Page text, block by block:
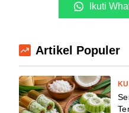
Ikuti
Artikel Populer